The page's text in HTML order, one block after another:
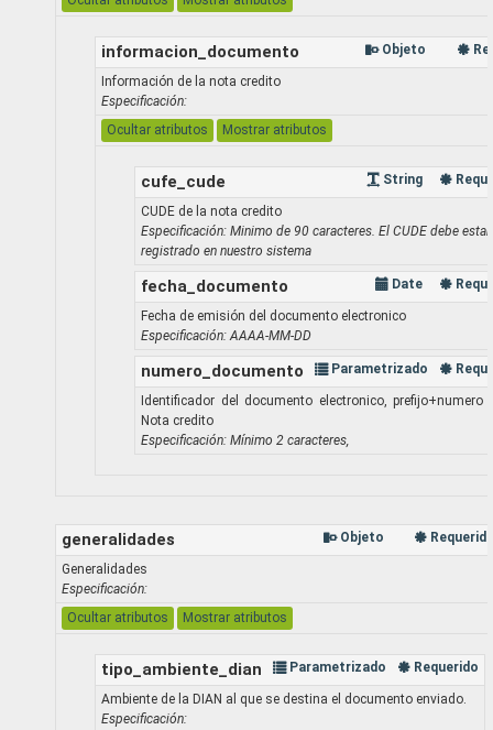
informacion_documento Objeto
Información de la nota credito
Especificación:
Ocultar atributos
Mostrar atributos
cufe_cude String
CUDE de la nota credito
Especificación: Minimo de 90 caracteres. El CUDE debe estar
registrado en nuestro sistema
fecha_documento Date
Fecha de emisión del documento electronico
Especificación: AAAA-MM-DD
numero_documento Parametrizado
Identificador del documento electronico, prefijo+numero
Nota credito
Especificación: Mínimo 2 caracteres,
generalidades Objeto
Generalidades
Especificación:
Ocultar atributos
Mostrar atributos
tipo_ambiente_dian Parametrizado Requerido
Ambiente de la DIAN al que se destina el documento enviado.
Especificación: